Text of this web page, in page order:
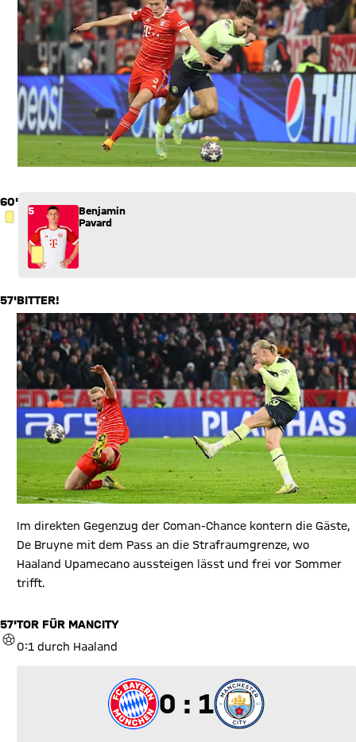
60'
GELBE KARTE
5
Benjamin
Pavard
57'BITTER!
Im direkten Gegenzug der Coman-Chance kontern die Gäste,
De Bruyne mit dem Pass an die Strafraumgrenze, wo
Haaland Upamecano aussteigen lässt und frei vor Sommer
trifft.
57'
TOR
TOR FÜR MANCITY
0:1 durch Haaland
0 zu 1
0 : 1